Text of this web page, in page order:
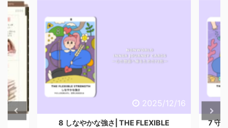
4/29 2025/12/16
8 しなやかな強さ| THE FLEXIBLE
7 守